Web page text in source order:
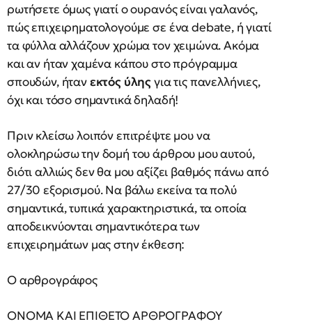
ρωτήσετε όμως γιατί ο ουρανός είναι γαλανός,
πώς επιχειρηματολογούμε σε ένα debate, ή γιατί
τα φύλλα αλλάζουν χρώμα τον χειμώνα. Ακόμα
και αν ήταν χαμένα κάπου στο πρόγραμμα
σπουδών, ήτανεκτός ύληςγια τις πανελλήνιες,
όχι και τόσο σημαντικά δηλαδή!
Πριν κλείσω λοιπόν επιτρέψτε μου να
ολοκληρώσω την δομή του άρθρου μου αυτού,
διότι αλλιώς δεν θα μου αξίζει βαθμός πάνω από
27/30 εξορισμού. Να βάλω εκείνα τα πολύ
σημαντικά, τυπικά χαρακτηριστικά, τα οποία
αποδεικνύονται σημαντικότερα των
επιχειρημάτων μας στην έκθεση:
Ο αρθρογράφος
ΟΝΟΜΑ ΚΑΙ ΕΠΙΘΕΤΟ ΑΡΘΡΟΓΡΑΦΟΥ